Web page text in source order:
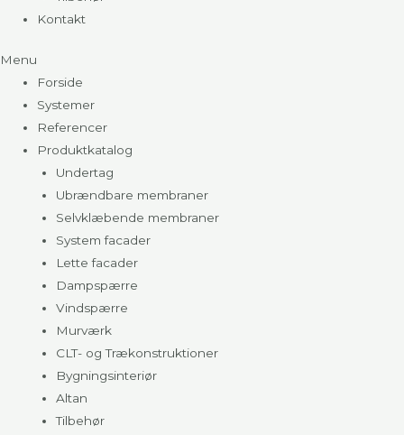
Kontakt
Menu
Forside
Systemer
Referencer
Produktkatalog
Undertag
Ubrændbare membraner
Selvklæbende membraner
System facader
Lette facader
Dampspærre
Vindspærre
Murværk
CLT- og Trækonstruktioner
Bygningsinteriør
Altan
Tilbehør